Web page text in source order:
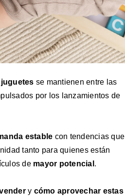
juguetes se mantienen entre las
por los lanzamientos de
estable con tendencias que
tanto para quienes están
de mayor potencial .
y cómo aprovechar estas